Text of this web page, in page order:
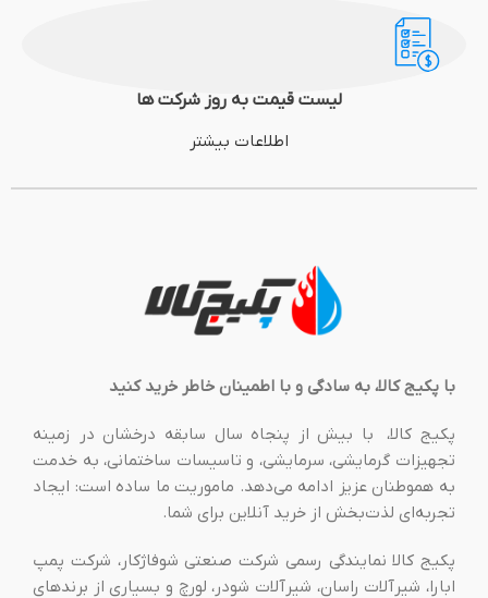
لیست قیمت به روز شرکت ها
اطلاعات بیشتر
با پکیج کالا، به سادگی و با اطمینان خاطر خرید کنید
پکیج کالا، با بیش از پنجاه سال سابقه درخشان در زمینه
تجهیزات گرمایشی، سرمایشی، و تاسیسات ساختمانی، به خدمت
به هموطنان عزیز ادامه می‌دهد. ماموریت ما ساده است: ایجاد
تجربه‌ای لذت‌بخش از خرید آنلاین برای شما.
پکیج کالا نمایندگی رسمی شرکت صنعتی شوفاژکار، شرکت پمپ
ابارا، شیرآلات راسان، شیرآلات شودر، لورچ و بسیاری از برندهای